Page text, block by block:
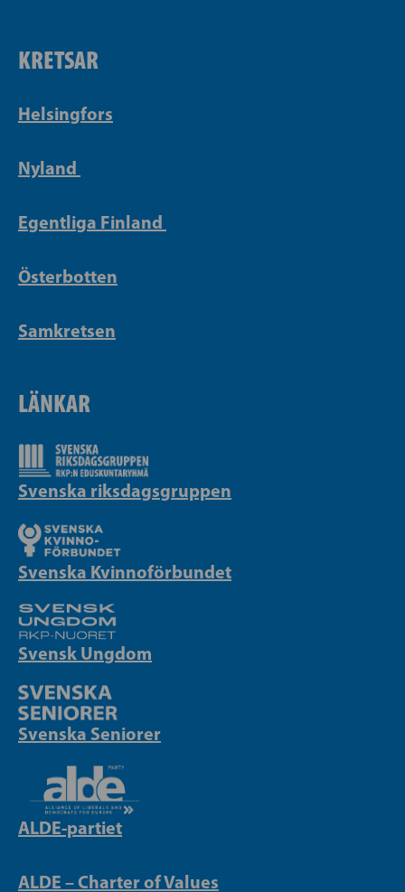
KRETSAR
Helsingfors
Nyland
Egentliga Finland
Österbotten
Samkretsen
LÄNKAR
Svenska riksdagsgruppen
Svenska Kvinnoförbundet
Svensk Ungdom
Svenska Seniorer
ALDE-partiet
ALDE – Charter of Values